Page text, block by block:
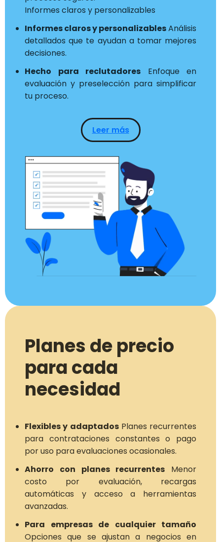
Informes claros y personalizables
Informes claros y personalizablesAnálisis
detallados que te ayudan a tomar mejores
decisiones.
Hecho para reclutadores Enfoque en
evaluación y preselección para simplificar
tu proceso.
Leer más
Planes de precio
para cada
necesidad
Flexibles y adaptadosPlanes recurrentes
para contrataciones constantes o pago
por uso para evaluaciones ocasionales.
Ahorro con planes recurrentes Menor
costo por evaluación, recargas
automáticas y acceso a herramientas
avanzadas.
Para empresas de cualquier tamaño
Opciones que se ajustan a negocios en